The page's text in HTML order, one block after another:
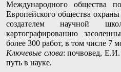
Международного общества
Европейского общества
создателем научной
картографированию
более 300 работ, в том числе 7
Ключевые слова: почвовед, Е.И.
путь в науке.